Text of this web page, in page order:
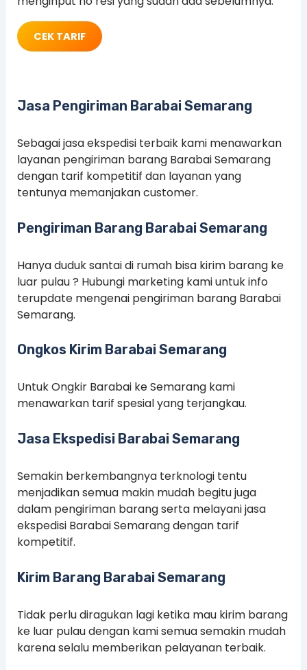
CEK TARIF
Jasa Pengiriman Barabai Semarang
Sebagai jasa ekspedisi terbaik kami menawarkan
layanan pengiriman barang Barabai Semarang
dengan tarif kompetitif dan layanan yang
tentunya memanjakan customer.
Pengiriman Barang Barabai Semarang
Hanya duduk santai di rumah bisa kirim barang ke
luar pulau ? Hubungi marketing kami untuk info
terupdate mengenai pengiriman barang Barabai
Semarang.
Ongkos Kirim Barabai Semarang
Untuk Ongkir Barabai ke Semarang kami
menawarkan tarif spesial yang terjangkau.
Jasa Ekspedisi Barabai Semarang
Semakin berkembangnya terknologi tentu
menjadikan semua makin mudah begitu juga
dalam pengiriman barang serta melayani jasa
ekspedisi Barabai Semarang dengan tarif
kompetitif.
Kirim Barang Barabai Semarang
Tidak perlu diragukan lagi ketika mau kirim barang
ke luar pulau dengan kami semua semakin mudah
karena selalu memberikan pelayanan terbaik.